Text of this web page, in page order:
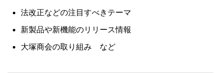
法改正などの注目すべきテーマ
新製品や新機能のリリース情報
大塚商会の取り組み など